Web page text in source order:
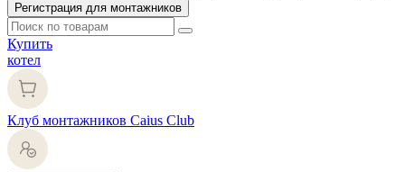
Регистрация для монтажников
Купить
котел
Клуб монтажников Caius Club